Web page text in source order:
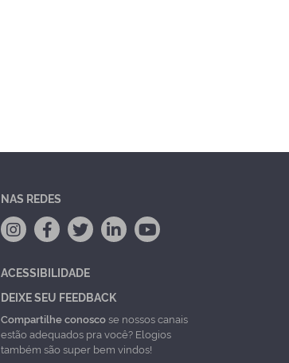
NAS REDES
ACESSIBILIDADE
DEIXE SEU FEEDBACK
Compartilhe conoscose nossos canais
estão adequados pra você? Elogios
também são super bem vindos!